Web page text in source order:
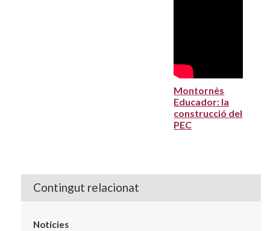
Montornès
Educador: la
construcció del
PEC
Contingut relacionat
Notícies